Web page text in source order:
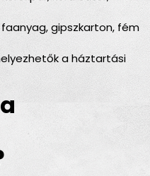
faanyag, gipszkarton, fém
a háztartási